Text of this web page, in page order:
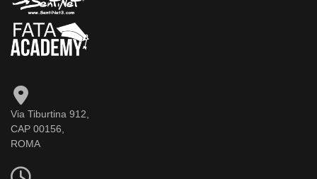
Via Tiburtina 912,
CAP 00156,
ROMA